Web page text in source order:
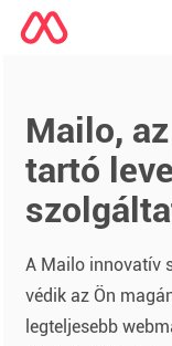
Mailo,
tartó
A Mailo innovatív
védik az Ön
legteljesebb